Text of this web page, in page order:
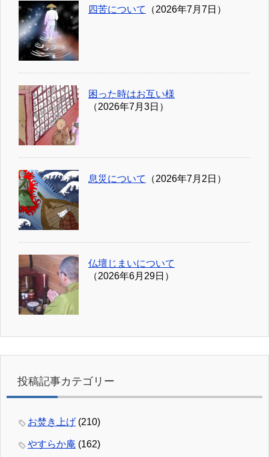
四苦について （2026年7月7日）
困った時はお互い様
（2026年7月3日）
息災について （2026年7月2日）
仏壇じまいについて
（2026年6月29日）
投稿記事カテゴリー
お焚き上げ (210)
やすらか庵 (162)